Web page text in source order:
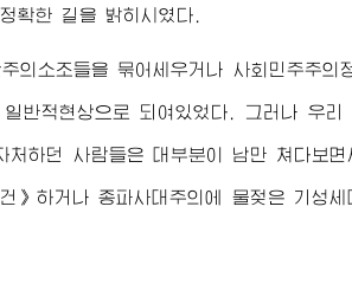
확한 길을 밝히시였다.
의소조들을 묶어세우거나 사회민주주
반적현상으로 되여있었다. 그러나 우
처하던 사람들은 대부분이 남만 쳐다보
》하거나 종파사대주의에 물젖은 기성